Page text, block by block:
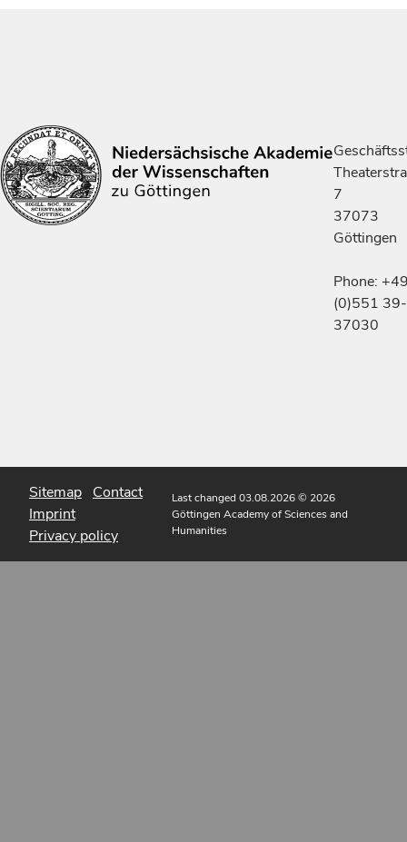
7
37073
Göttingen
Phone:
(0)551 39-
37030
Sitemap Contact
Imprint
Privacy policy
Last changed 03.08.2026© 2026
Göttingen Academy of Sciences and
Humanities